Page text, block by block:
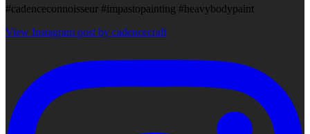
#cadenceconnoisseur #impastopainting #heavybodypaint
View Instagram post by cadencecraft